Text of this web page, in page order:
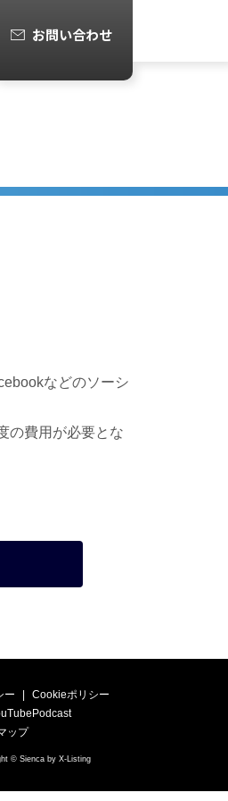
お問い合わせ
などのソーシ
の費用が必要とな
ー
Cookieポリシー
ップ
© Sienca by X-Listing